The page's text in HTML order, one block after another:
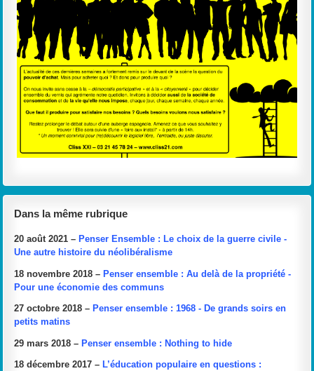
Dans la même rubrique
20 août 2021 – Penser Ensemble : Le choix de la guerre civile -
Une autre histoire du néolibéralisme
18 novembre 2018 – Penser ensemble : Au delà de la propriété -
Pour une économie des communs
27 octobre 2018 – Penser ensemble : 1968 - De grands soirs en
petits matins
29 mars 2018 –Penser ensemble : Nothing to hide
18 décembre 2017 – L’éducation populaire en questions :